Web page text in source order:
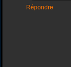
Répondre